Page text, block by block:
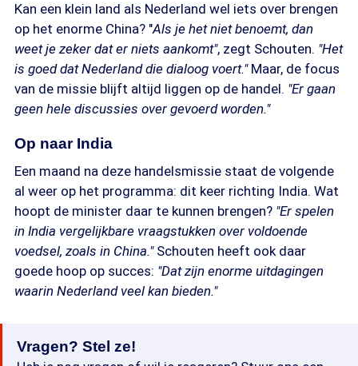
Kan een klein land als Nederland wel iets over brengen
op het enorme China? "Als je het niet benoemt, dan
weet je zeker dat er niets aankomt", zegt Schouten. "Het
is goed dat Nederland die dialoog voert." Maar, de focus
van de missie blijft altijd liggen op de handel. "Er gaan
geen hele discussies over gevoerd worden."
Op naar India
Een maand na deze handelsmissie staat de volgende
al weer op het programma: dit keer richting India. Wat
hoopt de minister daar te kunnen brengen? "Er spelen
in India vergelijkbare vraagstukken over voldoende
voedsel, zoals in China."Schouten heeft ook daar
goede hoop op succes: "Dat zijn enorme uitdagingen
waarin Nederland veel kan bieden."
Vragen? Stel ze!